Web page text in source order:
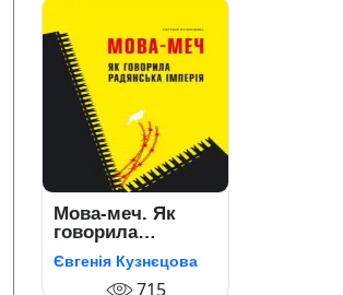
Мова-меч. Як
говорила
радянська
імперія
Євгенія Кузнєцова
715